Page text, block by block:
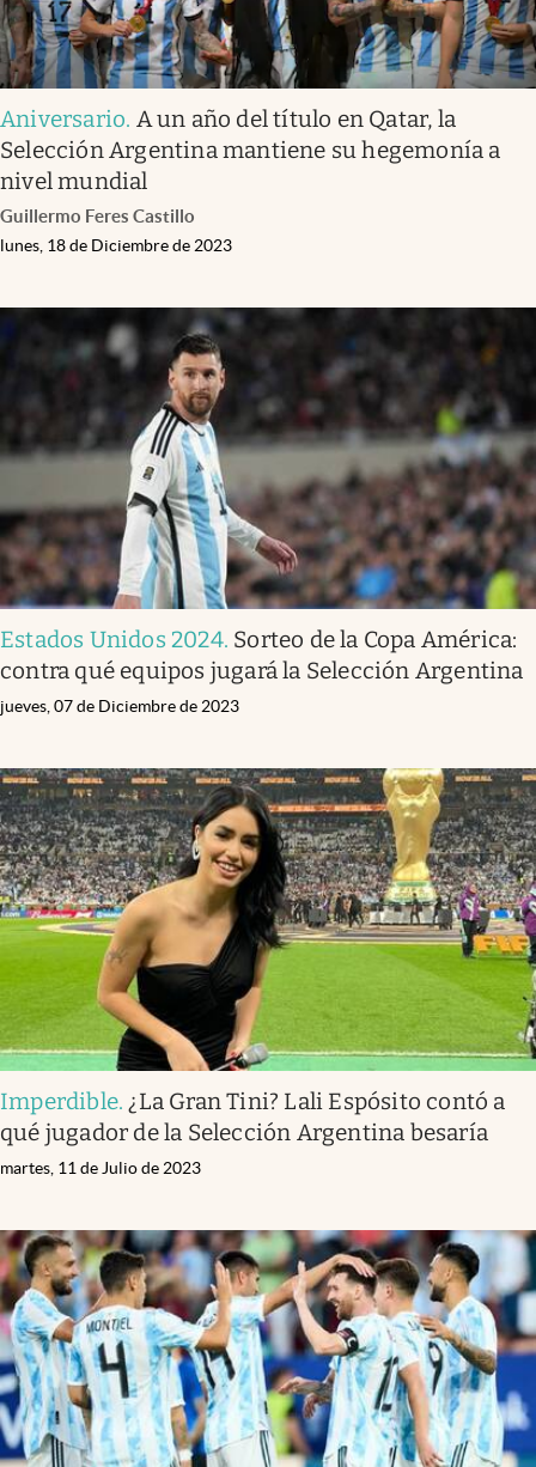
Aniversario. A un año del título en Qatar, la
Selección Argentina mantiene su hegemonía a
nivel mundial
Guillermo Feres Castillo
lunes, 18 de Diciembre de 2023
Estados Unidos 2024. Sorteo de la Copa América:
contra qué equipos jugará la Selección Argentina
jueves, 07 de Diciembre de 2023
Imperdible. ¿La Gran Tini? Lali Espósito contó a
qué jugador de la Selección Argentina besaría
martes, 11 de Julio de 2023